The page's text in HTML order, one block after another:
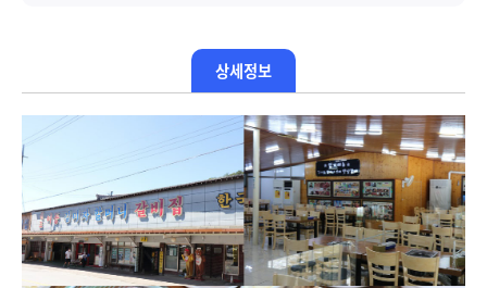
상세정보